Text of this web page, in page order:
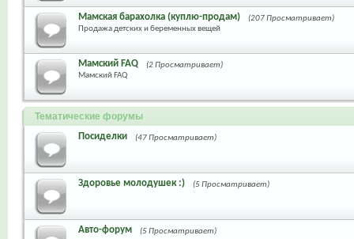
Мамская барахолка (куплю-продам)
(207 Просматривает)
Продажа детских и беременных вещей
Мамский FAQ
(2 Просматривает)
Мамский FAQ
Тематические форумы
Посиделки (47 Просматривает)
Здоровье молодушек :) (5 Просматривает)
Авто-форум (5 Просматривает)